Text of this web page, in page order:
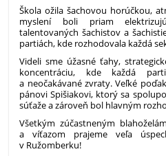
Škola ožila šachovou horúčkou,
myslení boli priam
talentovaných šachistov a
partiách, kde rozhodovala každá
Videli sme úžasné ťahy,
koncentráciu, kde každá
a neočakávané zvraty. Veľké
pánovi Spišiakovi, ktorý sa
súťaže a zároveň bol hlavným
Všetkým zúčastneným
a víťazom prajeme veľa
v Ružomberku!